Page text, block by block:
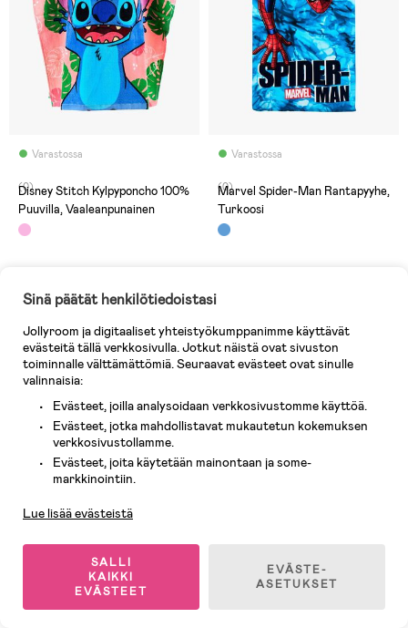
Varastossa
(0)
Disney Stitch Kylpyponcho 100%
Puuvilla, Vaaleanpunainen
Varastossa
(0)
Marvel Spider-Man Rantapyyhe,
Turkoosi
Flash Sale
(0)
Marvel Spider-Man Pyyhe 100%
Varastossa
Sinä päätät henkilötiedoistasi
Jollyroom ja digitaaliset yhteistyökumppanimme käyttävät
evästeitä tällä verkkosivulla. Jotkut näistä ovat sivuston
toiminnalle välttämättömiä. Seuraavat evästeet ovat sinulle
valinnaisia:
Evästeet, joilla analysoidaan verkkosivustomme käyttöä.
Evästeet, jotka mahdollistavat mukautetun kokemuksen
verkkosivustollamme.
Evästeet, joita käytetään mainontaan ja some-
markkinointiin.
Lue lisää evästeistä
SALLI
KAIKKI
EVÄSTEET
EVÄSTE-
ASETUKSET